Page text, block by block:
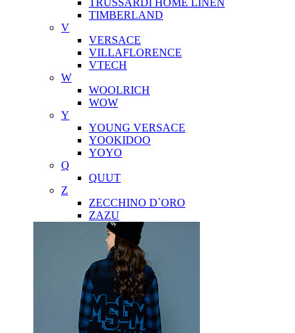
TRUSSARDI HOME LINEN
TIMBERLAND
V
VERSACE
VILLAFLORENCE
VTECH
W
WOOLRICH
WOW
Y
YOUNG VERSACE
YOOKIDOO
YOYO
Q
QUUT
Z
ZECCHINO D`ORO
ZAZU